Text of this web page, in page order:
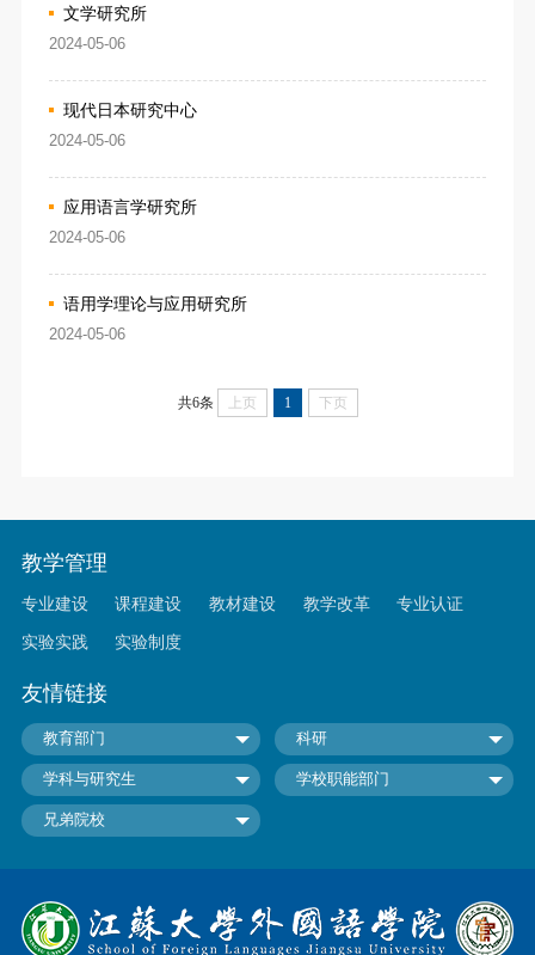
文学研究所
2024-05-06
现代日本研究中心
2024-05-06
应用语言学研究所
2024-05-06
语用学理论与应用研究所
2024-05-06
共6条 上页 1 下页
教学管理
专业建设 课程建设 教材建设 教学改革
专业认证
实验实践
实验制度
友情链接
教育部门 科研
学科与研究生 学校职能部门
兄弟院校